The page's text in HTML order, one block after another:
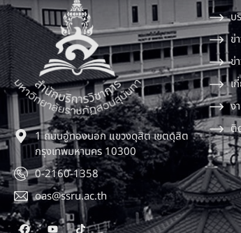
1 ถนนอู่ทองนอก แขวงดุสิต เขตดุสิต
กรุงเทพมหานคร 10300
0-2160-1358
oas@ssru.ac.th
บ
ข่
ข่
เ
ง
ติ